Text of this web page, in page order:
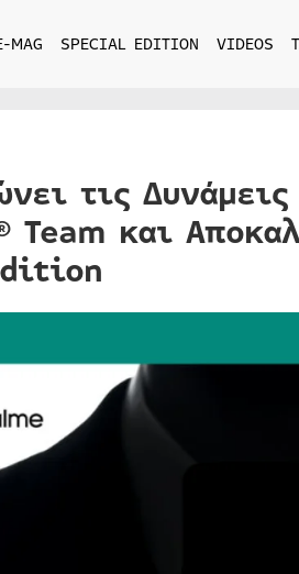
MAG SPECIAL EDITION VIDEOS
τις
Team και